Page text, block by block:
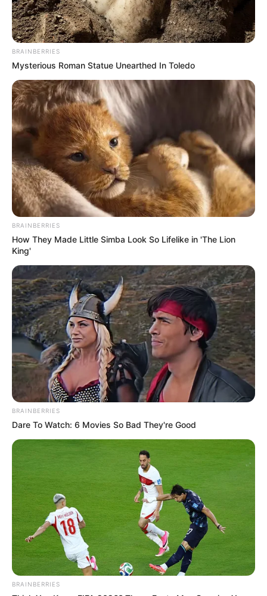
Як працювала схема?
Ужгороді — у лікарнях, квартирах та автомобілях.
Виявлена злочинна мережа діяла просто і зухвало.
За 2 500 доларів громадянину виготовляли фіктивні
медичні документи, в яких зазначали важкі хвороби
— зокрема, туберкульоз. У схемі були задіяні медики
районної лікарні та фтизіопульмонологічного центру,
експерти, які раніше працювали в МСЕК та пацієнт із
відкритою формою туберкульозу, який здавав
мокротиння замість клієнтів.
BRAINBERRIES
Mysterious Roman Statue Unearthed In Toledo
BRAINBERRIES
How They Made Little Simba Look So Lifelike in 'The Lion
King'
BRAINBERRIES
Dare To Watch: 6 Movies So Bad They're Good
BRAINBERRIES